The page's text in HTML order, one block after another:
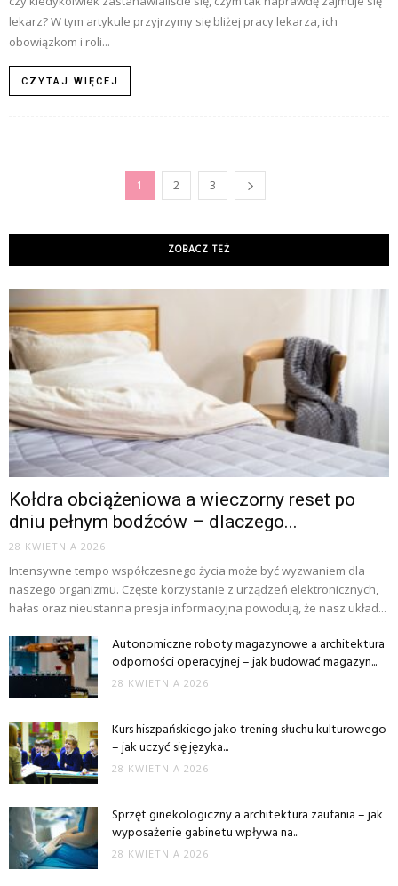
lekarz? W tym artykule przyjrzymy się bliżej pracy lekarza, ich
obowiązkom i roli...
CZYTAJ WIĘCEJ
1 2 3
ZOBACZ TEŻ
Kołdra obciążeniowa a wieczorny reset po
dniu pełnym bodźców – dlaczego...
28 KWIETNIA 2026
Intensywne tempo współczesnego życia może być wyzwaniem dla
naszego organizmu. Częste korzystanie z urządzeń elektronicznych,
hałas oraz nieustanna presja informacyjna powodują, że nasz układ...
Autonomiczne roboty magazynowe a architektura
odporności operacyjnej – jak budować magazyn...
28 KWIETNIA 2026
Kurs hiszpańskiego jako trening słuchu kulturowego
– jak uczyć się języka...
28 KWIETNIA 2026
Sprzęt ginekologiczny a architektura zaufania – jak
wyposażenie gabinetu wpływa na...
28 KWIETNIA 2026